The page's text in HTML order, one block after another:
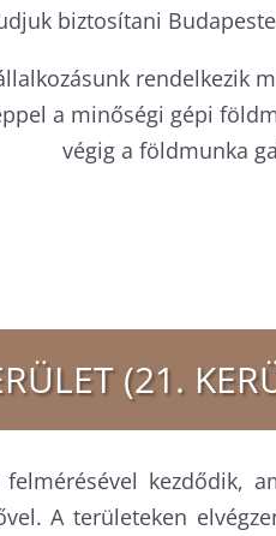
biztosítani
rendelkezik
a minőségi gépi
végig a földmunka
(21.
kezdődik,
A területeken